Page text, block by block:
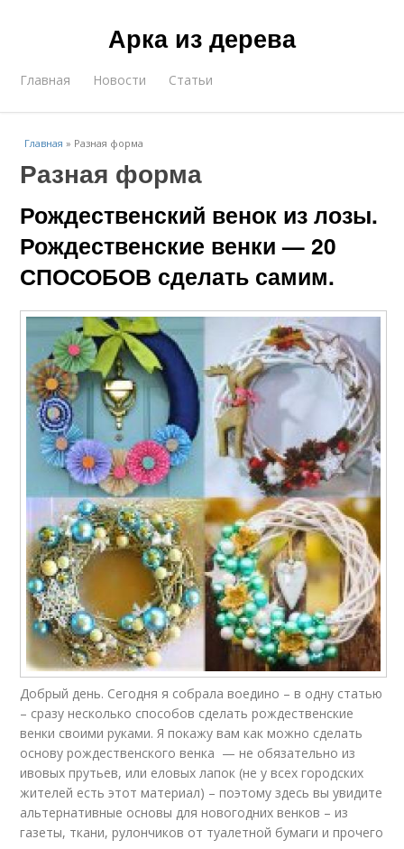
Арка из дерева
Главная Новости Статьи
Главная » Разная форма
Разная форма
Рождественский венок из лозы.
Рождественские венки — 20
СПОСОБОВ сделать самим.
Добрый день. Сегодня я собрала воедино – в одну статью
– сразу несколько способов сделать рождественские
венки своими руками. Я покажу вам как можно сделать
основу рождественского венка — не обязательно из
ивовых прутьев, или еловых лапок (не у всех городских
жителей есть этот материал) – поэтому здесь вы увидите
альтернативные основы для новогодних венков – из
газеты, ткани, рулончиков от туалетной бумаги и прочего